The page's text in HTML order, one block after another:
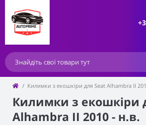
Килимки з екошкіри для Seat Alhambra II
Килимки з екошкіри
Alhambra II 2010 - н.в.